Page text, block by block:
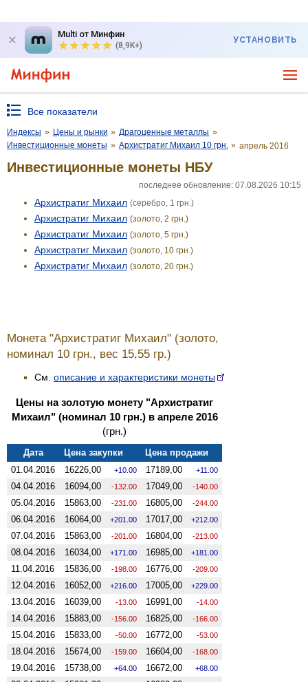
Multi от Минфин
(8,9K+)
УСТАНОВИТЬ
Все показатели
Индексы » Цены и рынки » Драгоценные металлы »
Инвестиционные монеты » Архистратиг Михаил 10 грн. » апрель 2016
Инвестиционные монеты НБУ
последнее обновление: 07.08.2026 10:15
Архистратиг Михаил (серебро, 1 грн.)
Архистратиг Михаил (золото, 2 грн.)
Архистратиг Михаил (золото, 5 грн.)
Архистратиг Михаил (золото, 10 грн.)
Архистратиг Михаил (золото, 20 грн.)
Монета "Архистратиг Михаил" (золото,
номинал 10 грн., вес 15,55 гр.)
См. описание и характеристики монеты
Цены на золотую монету "Архистратиг
Михаил" (номинал 10 грн.) в апреле 2016
(грн.)
Дата Цена закупки
Цена продажи
01.04.2016
16226,00 10.00 17189,00 11.00
04.04.2016 16094,00 -132.00 17049,00 -140.00
05.04.2016 15863,00 -231.00 16805,00 -244.00
06.04.2016 16064,00 201.00 17017,00 212.00
07.04.2016 15863,00 -201.00 16804,00 -213.00
08.04.2016 16034,00 171.00 16985,00 181.00
11.04.2016 15836,00 -198.00 16776,00 -209.00
12.04.2016 16052,00 216.00 17005,00 229.00
13.04.2016 16039,00 -13.00 16991,00 -14.00
14.04.2016 15883,00 -156.00 16825,00 -166.00
15.04.2016 15833,00 -50.00 16772,00 -53.00
18.04.2016 15674,00 -159.00 16604,00 -168.00
19.04.2016 15738,00 64.00 16672,00 68.00